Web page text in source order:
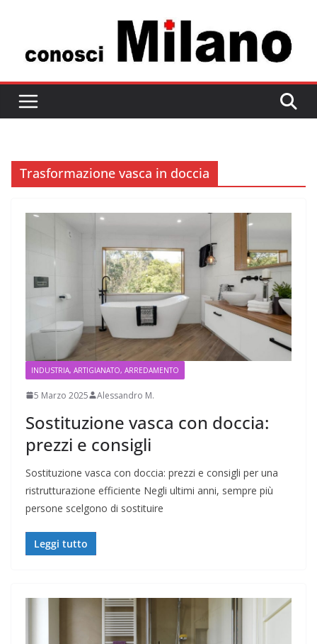
contenuto
Trasformazione vasca in doccia
INDUSTRIA, ARTIGIANATO, ARREDAMENTO
5 Marzo 2025 Alessandro M.
Sostituzione vasca con doccia:
prezzi e consigli
Sostituzione vasca con doccia: prezzi e consigli per una
ristrutturazione efficiente Negli ultimi anni, sempre più
persone scelgono di sostituire
Leggi tutto